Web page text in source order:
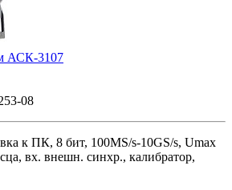
АСК-3107
08
к ПК, 8 бит, 100MS/s-10GS/s, Umax
вх. внешн. синхр., калибратор,